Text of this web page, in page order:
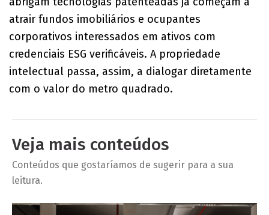
atrair fundos imobiliários e ocupantes
corporativos interessados em ativos com
credenciais ESG verificáveis. A propriedade
intelectual passa, assim, a dialogar diretamente
com o valor do metro quadrado.
Veja mais conteúdos
Conteúdos que gostaríamos de sugerir para a sua
leitura.